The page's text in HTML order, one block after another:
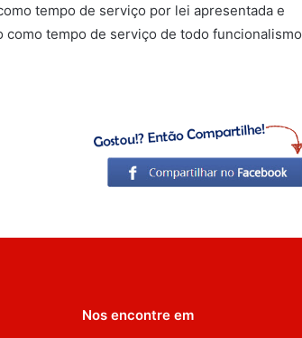
tempo de serviço por lei apresentada e
tempo de serviço de todo funcionalismo
Nos encontre em